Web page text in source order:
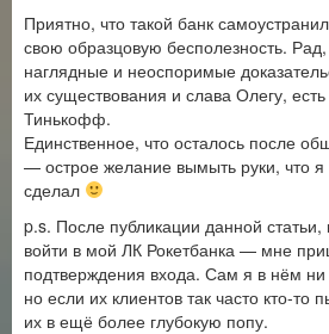
Приятно, что такой банк
свою образцовую бесполезность.
наглядные и неоспоримые
их существования и слава Олегу, есть
Тинькофф.
Единственное, что осталось после
— острое желание вымыть руки, что
сделал
p.s. После публикации данной статьи,
войти в мой ЛК Рокетбанка — мне
подтверждения входа. Сам я в нём ни
но если их клиентов так часто кто-то
их в ещё более глубокую попу.